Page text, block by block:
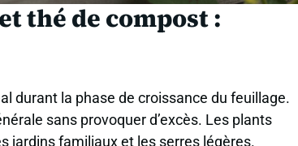
thé de compost :
durant la phase de croissance du feuillage.
sans provoquer d’excès. Les plants
jardins familiaux et les serres légères.